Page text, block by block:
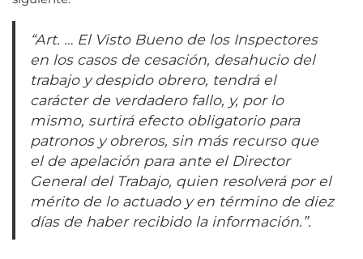
“Art. … El Visto Bueno de los Inspectores
en los casos de cesación, desahucio del
trabajo y despido obrero, tendrá el
carácter de verdadero fallo, y, por lo
mismo, surtirá efecto obligatorio para
patronos y obreros, sin más recurso que
el de apelación para ante el Director
General del Trabajo, quien resolverá por el
mérito de lo actuado y en término de diez
días de haber recibido la información.”.